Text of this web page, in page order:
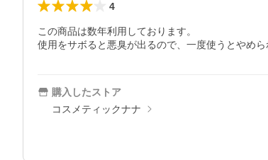
4
この商品は数年利用しております。
使用をサボると悪臭が出るので、一度使うとやめら
購入したストア
コスメティックナナ